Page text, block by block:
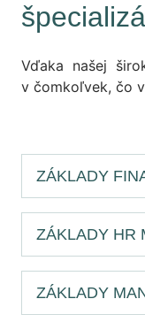
Vďaka našej
v čomkoľvek, čo
ZÁKLADY
ZÁKLADY HR
ZÁKLADY